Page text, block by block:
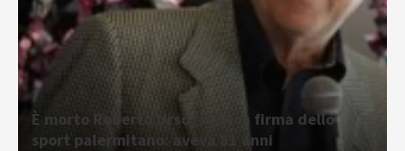
È morto Roberto Urso, storica firma dello
sport palermitano: aveva 81 anni